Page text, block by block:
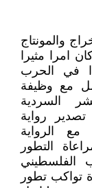
والمونتاج
امرا مثيرا
في الحرب
مع وظيفة
السردية
رواية
الرواية
التطور
الفلسطيني
تواكب تطور